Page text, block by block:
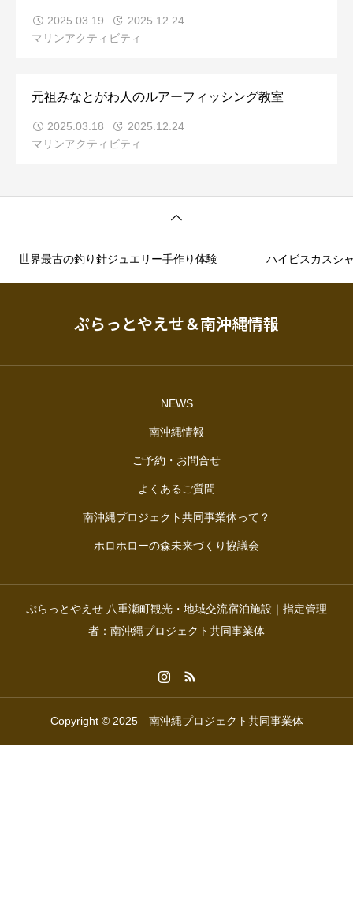
2025.03.19
2025.12.24
マリンアクティビティ
元祖みなとがわ人のルアーフィッシング教室
2025.03.18
2025.12.24
マリンアクティビティ
世界最古の釣り針ジュエリー手作り体験 ハイビスカスシ
ぷらっとやえせ＆南沖縄情報
NEWS
南沖縄情報
ご予約・お問合せ
よくあるご質問
南沖縄プロジェクト共同事業体って？
ホロホローの森未来づくり協議会
ぷらっとやえせ 八重瀬町観光・地域交流宿泊施設｜指定管理
者：南沖縄プロジェクト共同事業体
Copyright © 2025 南沖縄プロジェクト共同事業体